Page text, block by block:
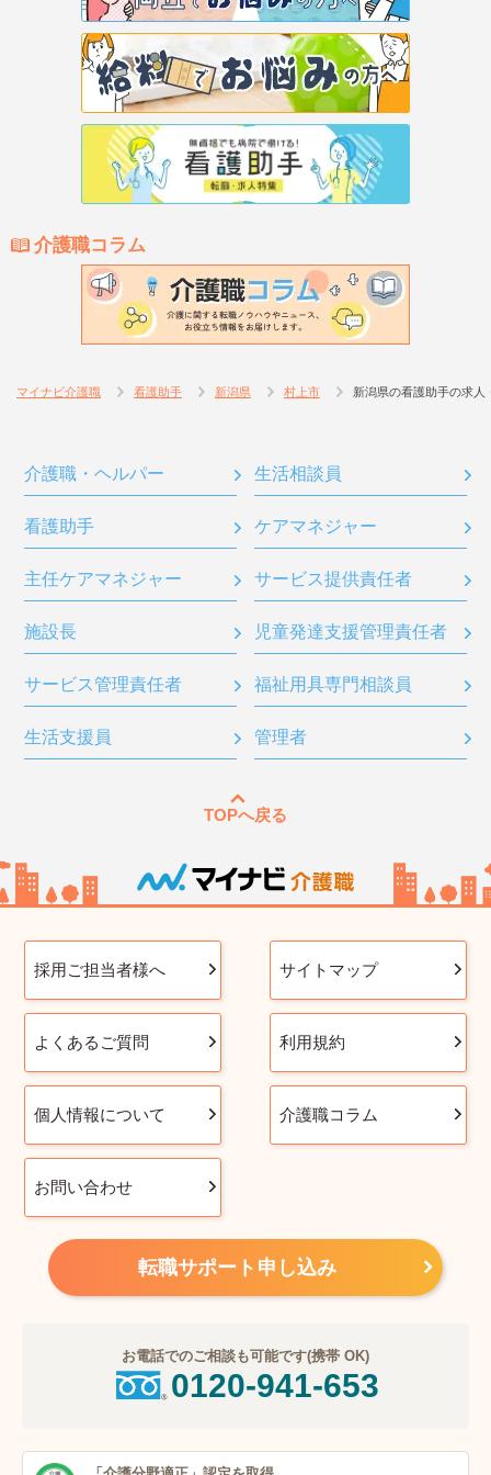
介護職コラム
マイナビ介護職 看護助手 新潟県 村上市 新潟県の看護助手の求人
介護職・ヘルパー 生活相談員
看護助手 ケアマネジャー
主任ケアマネジャー サービス提供責任者
施設長 児童発達支援管理責任者
サービス管理責任者 福祉用具専門相談員
生活支援員 管理者
TOPへ戻る
採用ご担当者様へ サイトマップ
よくあるご質問 利用規約
個人情報について 介護職コラム
お問い合わせ
転職サポート申し込み
お電話でのご相談も可能です(携帯 OK)
0120-941-653